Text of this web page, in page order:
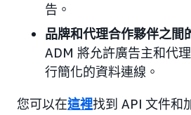
告。
品牌和代理合作夥伴之間
ADM 將允許廣告主和代
行簡化的資料連線。
您可以在這裡找到 API 文件和